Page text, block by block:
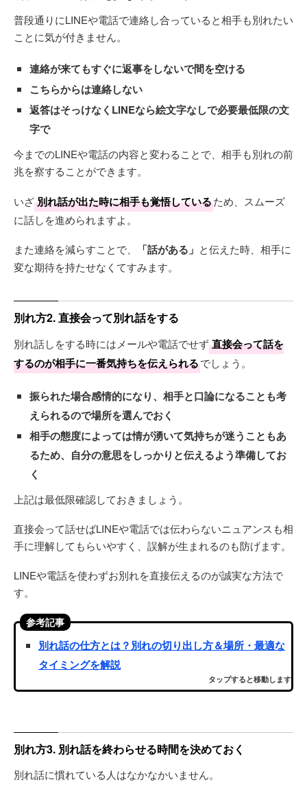
普段通りにLINEや電話で連絡し合っていると相手も別れたい
ことに気が付きません。
連絡が来てもすぐに返事をしないで間を空ける
こちらからは連絡しない
返答はそっけなくLINEなら絵文字なしで必要最低限の文
字で
今までのLINEや電話の内容と変わることで、相手も別れの前
兆を察することができます。
いざ別れ話が出た時に相手も覚悟しているため、スムーズ
に話しを進められますよ。
また連絡を減らすことで、 「話がある」 と伝えた時、相手に
変な期待を持たせなくてすみます。
別れ方2. 直接会って別れ話をする
別れ話しをする時にはメールや電話でせず直接会って話を
するのが相手に一番気持ちを伝えられるでしょう。
振られた場合感情的になり、相手と口論になることも考
えられるので場所を選んでおく
相手の態度によっては情が湧いて気持ちが迷うこともあ
るため、自分の意思をしっかりと伝えるよう準備してお
く
上記は最低限確認しておきましょう。
直接会って話せばLINEや電話では伝わらないニュアンスも相
手に理解してもらいやすく、誤解が生まれるのも防げます。
LINEや電話を使わずお別れを直接伝えるのが誠実な方法で
す。
参考記事
別れ話の仕方とは？別れの切り出し方＆場所・最適な
タイミングを解説
タップすると移動します
別れ方3. 別れ話を終わらせる時間を決めておく
別れ話に慣れている人はなかなかいません。